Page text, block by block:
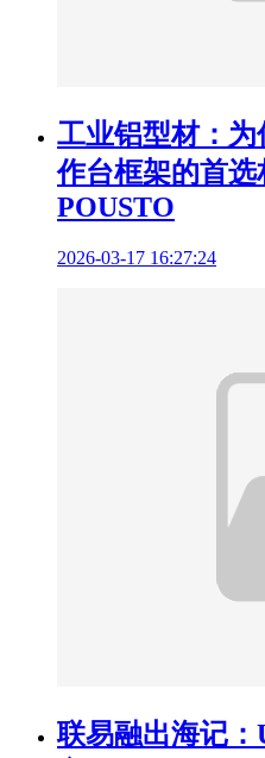
工业铝型材：
作台框架的首
POUSTO
2026-03-17 16:27:24
联易融出海记